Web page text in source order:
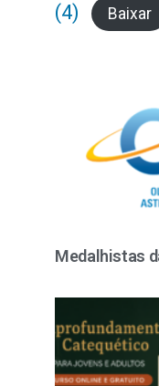
(4)
Baixar
Medalhistas